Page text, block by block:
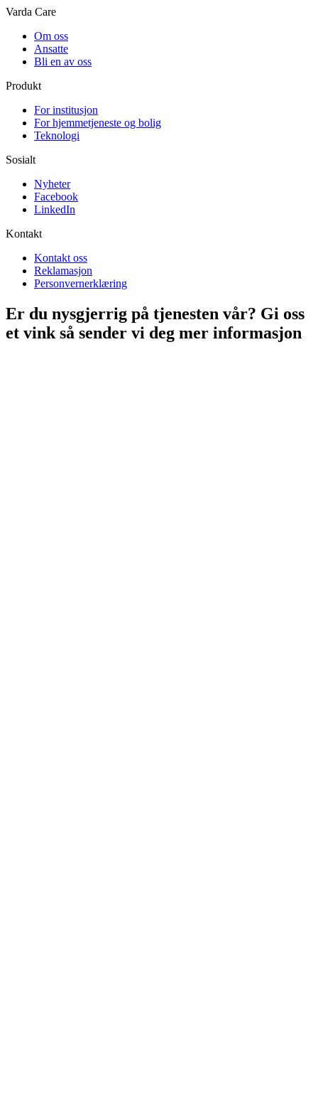
Varda Care
Om oss
Ansatte
Bli en av oss
Produkt
For institusjon
For hjemmetjeneste og bolig
Teknologi
Sosialt
Nyheter
Facebook
LinkedIn
Kontakt
Kontakt oss
Reklamasjon
Personvernerklæring
Er du nysgjerrig på tjenesten vår? Gi oss
et vink så sender vi deg mer informasjon